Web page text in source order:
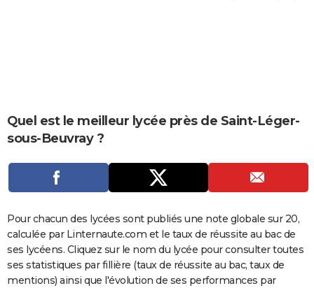
Carte de Noël
Carte Bonne année
Carte Saint-Valentin
Carte Pâques
Carte d'anniversaire
DICTIONNAIRE
Dictionnaire
Biographies
Citations
Expressions
Proverbes
COPAINS D'AVANT
FORUM
Bricolage
Lifestyle
Culture
Television
Voyage
Cinema
Quel est le meilleur lycée près de Saint-Léger-
sous-Beuvray ?
Pour chacun des lycées sont publiés une note globale sur 20,
calculée par Linternaute.com et le taux de réussite au bac de
ses lycéens. Cliquez sur le nom du lycée pour consulter toutes
ses statistiques par fillière (taux de réussite au bac, taux de
mentions) ainsi que l'évolution de ses performances par